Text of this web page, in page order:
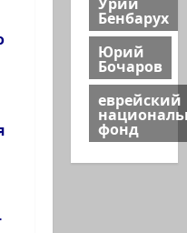
Бенбарух
Юрий
Бочаров
еврейский
фонд